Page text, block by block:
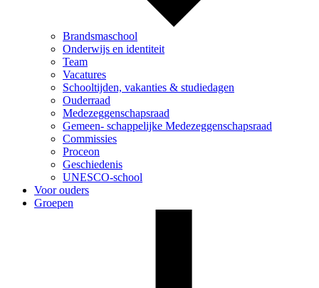
Brandsmaschool
Onderwijs en identiteit
Team
Vacatures
Schooltijden, vakanties & studiedagen
Ouderraad
Medezeggenschapsraad
Gemeen- schappelijke Medezeggenschapsraad
Commissies
Proceon
Geschiedenis
UNESCO-school
Voor ouders
Groepen